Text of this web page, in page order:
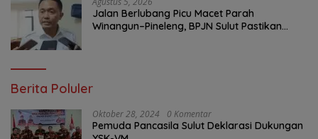
Jalan Berlubang Picu Macet Parah
Winangun–Pineleng, BPJN Sulut Pastikan
Berita Poluler
Oktober 28, 2024 0 Komentar
Pemuda Pancasila Sulut Deklarasi Dukungan